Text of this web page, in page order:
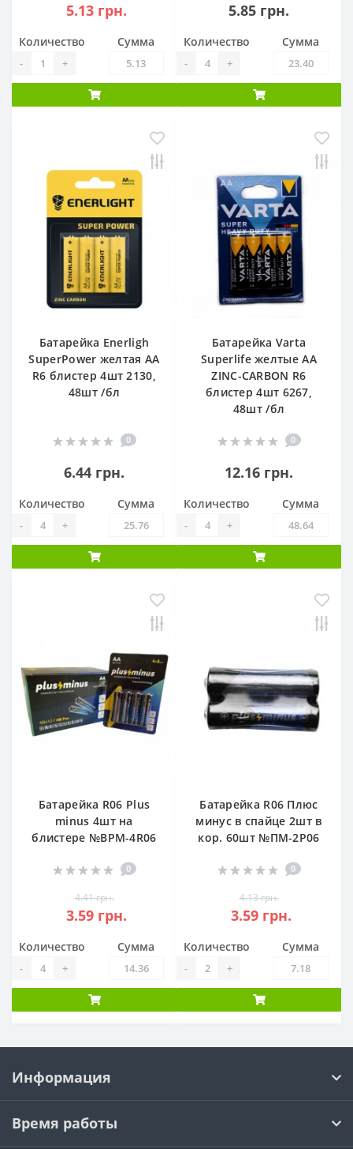
5.13 грн.
Количество
- +
Сумма
5.85 грн.
Количество
- +
Сумма
Батарейка Enerligh
SuperPower желтая АА
R6 блистер 4шт 2130,
48шт /бл
0
6.44 грн.
Количество
- +
Сумма
Батарейка Varta
Superlife желтые АА
ZINC-CARBON R6
блистер 4шт 6267,
48шт /бл
0
12.16 грн.
Количество
- +
Сумма
Батарейка R06 Plus
minus 4шт на
блистере №BPM-4R06
0
4.41 грн.
3.59 грн.
Количество
- +
Сумма
Батарейка R06 Плюс
минус в спайце 2шт в
кор. 60шт №ПМ-2Р06
0
4.13 грн.
3.59 грн.
Количество
- +
Сумма
Информация
Время работы